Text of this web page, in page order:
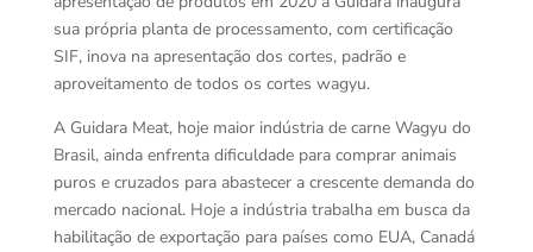
sua própria planta de processamento, com certificação
SIF, inova na apresentação dos cortes, padrão e
aproveitamento de todos os cortes wagyu.
A Guidara Meat, hoje maior indústria de carne Wagyu do
Brasil, ainda enfrenta dificuldade para comprar animais
puros e cruzados para abastecer a crescente demanda do
mercado nacional. Hoje a indústria trabalha em busca da
habilitação de exportação para países como EUA, Canadá